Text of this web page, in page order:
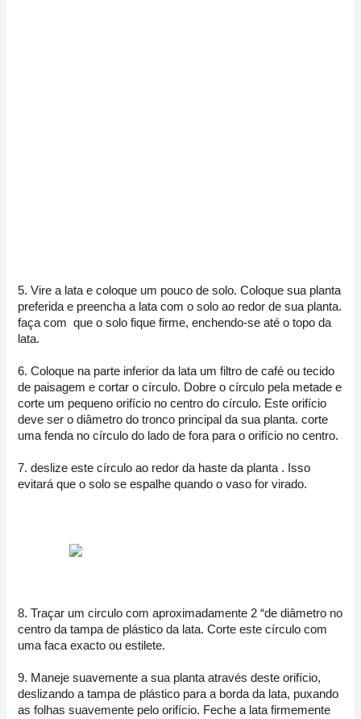
5. Vire a lata e coloque um pouco de solo. Coloque sua planta
preferida e preencha a lata com o solo ao redor de sua planta.
faça com que o solo fique firme, enchendo-se até o topo da
lata.
6. Coloque na parte inferior da lata um filtro de café ou tecido
de paisagem e cortar o círculo. Dobre o círculo pela metade e
corte um pequeno orifício no centro do círculo. Este orifício
deve ser o diâmetro do tronco principal da sua planta.corte
uma fenda no círculo do lado de fora para o orifício no centro.
7. deslize este círculo ao redor da haste da planta . Isso
evitará que o solo se espalhe quando o vaso for virado.
8. Traçar um circulo com aproximadamente 2 “de diâmetro no
centro da tampa de plástico da lata. Corte este círculo com
uma faca exacto ou estilete.
9. Maneje suavemente a sua planta através deste orifício,
deslizando a tampa de plástico para a borda da lata, puxando
as folhas suavemente pelo orifício. Feche a lata firmemente